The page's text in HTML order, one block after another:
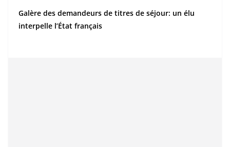
Galère des demandeurs de titres de séjour: un élu
interpelle l’État français